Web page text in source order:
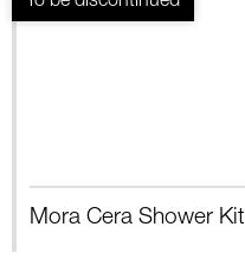
Mora Cera Shower Kit